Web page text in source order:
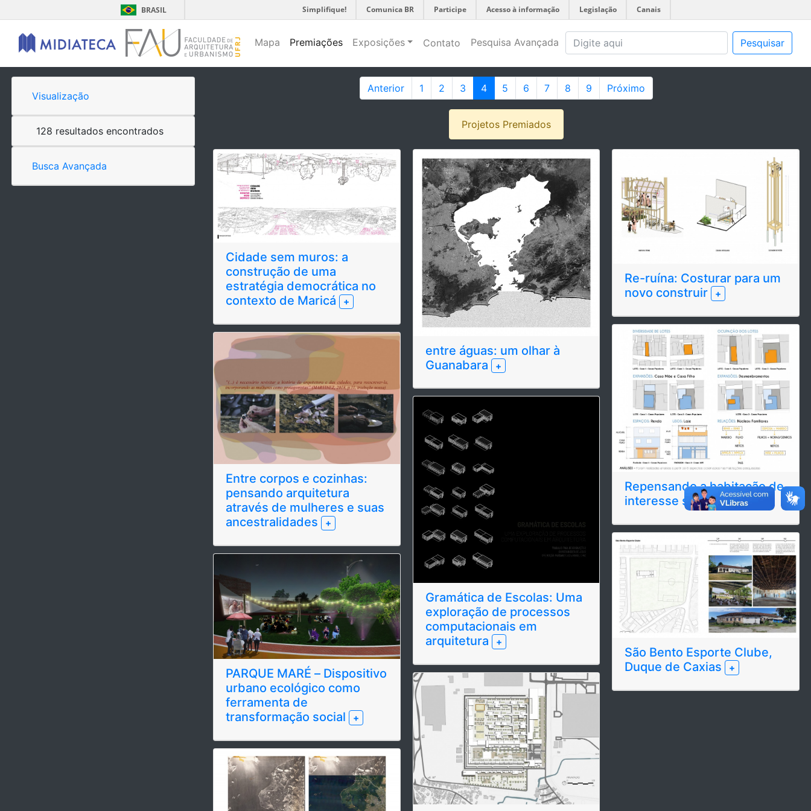
BRASIL Simplifique! Comunica BR Participe Acesso à informação Legislação Canais
Mapa Premiações Exposições Contato Pesquisa Avançada Pesquisar
Visualização
128 resultados encontrados
Busca Avançada
Anterior 1 2 3 4 5 6 7 8 9 Próximo
Projetos Premiados
Cidade sem muros: a
construção de uma
estratégia democrática no
contexto de Maricá
+
Entre corpos e cozinhas:
pensando arquitetura
através de mulheres e suas
ancestralidades
+
PARQUE MARÉ – Dispositivo
urbano ecológico como
ferramenta de
transformação social
+
entre águas: um olhar à
Guanabara
+
Gramática de Escolas: Uma
exploração de processos
computacionais em
arquitetura
+
Re-ruína: Costurar para um
novo construir +
Repensando a habitação de
interesse social +
São Bento Esporte Clube,
Duque de Caxias +